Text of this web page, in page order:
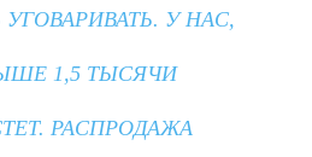
У НАС,
1,5 ТЫСЯЧИ
РАСПРОДАЖА